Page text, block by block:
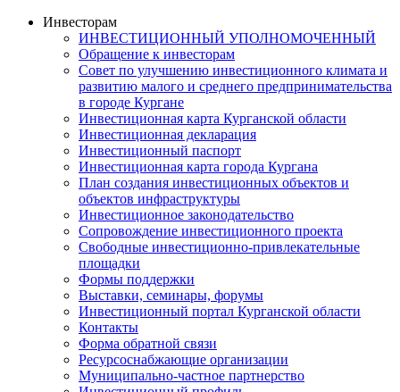
Инвесторам
ИНВЕСТИЦИОННЫЙ УПОЛНОМОЧЕННЫЙ
Обращение к инвесторам
Совет по улучшению инвестиционного климата и
развитию малого и среднего предпринимательства
в городе Кургане
Инвестиционная карта Курганской области
Инвестиционная декларация
Инвестиционный паспорт
Инвестиционная карта города Кургана
План создания инвестиционных объектов и
объектов инфраструктуры
Инвестиционное законодательство
Сопровождение инвестиционного проекта
Свободные инвестиционно-привлекательные
площадки
Формы поддержки
Выставки, семинары, форумы
Инвестиционный портал Курганской области
Контакты
Форма обратной связи
Ресурсоснабжающие организации
Муниципально-частное партнерство